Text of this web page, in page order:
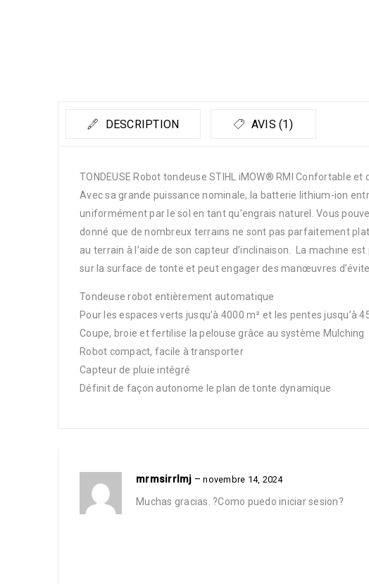
DESCRIPTION AVIS (1)
TONDEUSE Robot tondeuse STIHL iMOW® RMI Confortable
Avec sa grande puissance nominale, la batterie lithium-ion
uniformément par le sol en tant qu’engrais naturel. Vous
donné que de nombreux terrains ne sont pas parfaitement
au terrain à l’aide de son capteur d’inclinaison. La machine
sur la surface de tonte et peut engager des manœuvres
Tondeuse robot entièrement automatique
Pour les espaces verts jusqu’à 4000 m² et les pentes jusqu’à
Coupe, broie et fertilise la pelouse grâce au système Mulching
Robot compact, facile à transporter
Capteur de pluie intégré
Définit de façon autonome le plan de tonte dynamique
mrmsirrlmj – novembre 14, 2024
Muchas gracias. ?Como puedo iniciar sesion?